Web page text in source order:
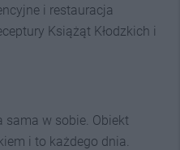
i restauracja
Książąt Kłodzkich i
sama w sobie. Obiekt
i to każdego dnia.